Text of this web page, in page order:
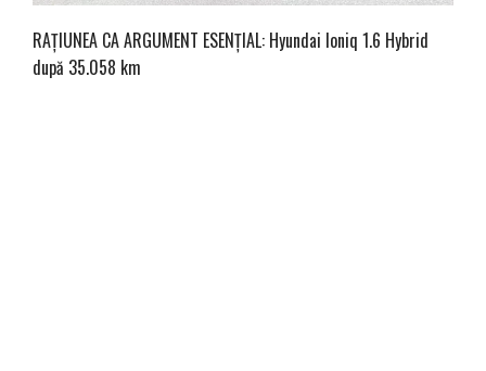
RAȚIUNEA CA ARGUMENT ESENȚIAL: Hyundai Ioniq 1.6 Hybrid
după 35.058 km